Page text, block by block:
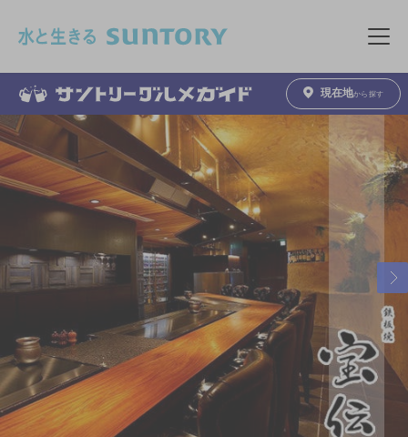
メニュ
現在地から探す